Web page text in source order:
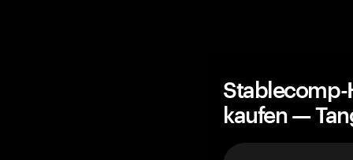
Stablecomp-
kaufen —